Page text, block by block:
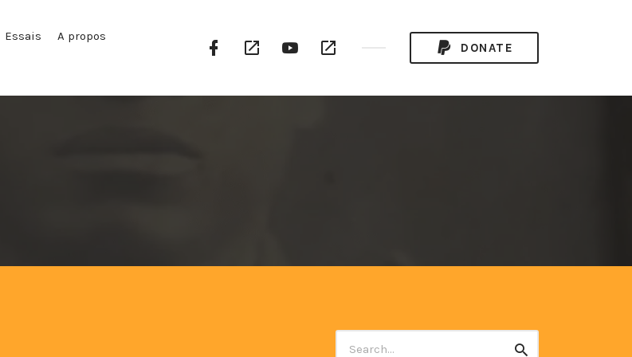
Essais
A propos
Facebook
Profile
Google
Play
YouTube
Channel
DONATE
Search